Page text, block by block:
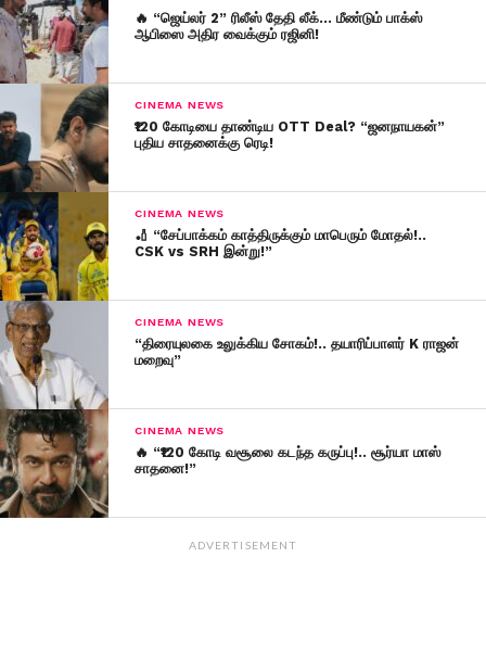
🔥 “ஜெய்லர் 2” ரிலீஸ் தேதி லீக்… மீண்டும் பாக்ஸ்
ஆபிஸை அதிர வைக்கும் ரஜினி!
CINEMA NEWS
₹120 கோடியை தாண்டிய OTT Deal? “ஜனநாயகன்”
புதிய சாதனைக்கு ரெடி!
CINEMA NEWS
🏏 “சேப்பாக்கம் காத்திருக்கும் மாபெரும் மோதல்!..
CSK vs SRH இன்று!”
CINEMA NEWS
“திரையுலகை உலுக்கிய சோகம்!.. தயாரிப்பாளர் K ராஜன்
மறைவு”
CINEMA NEWS
🔥 “₹120 கோடி வசூலை கடந்த கருப்பு!.. சூர்யா மாஸ்
சாதனை!”
ADVERTISEMENT